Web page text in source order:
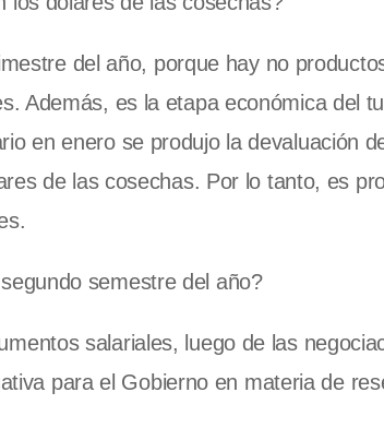
del año, porque hay no
Además, es la etapa económica del
en enero se produjo la devaluación
de las cosechas. Por lo tanto, es
semestre del año?
salariales, luego de las
para el Gobierno en materia de